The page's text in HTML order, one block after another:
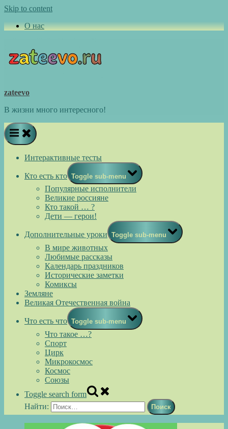
Skip to content
О нас
zateevo
В жизни много интересного!
Интерактивные тесты
Кто есть кто Toggle sub-menu
Популярные исполнители
Великие россияне
Кто такой … ?
Дети — герои!
Дополнительные уроки Toggle sub-menu
В мире животных
Любимые рассказы
Календарь праздников
Исторические заметки
Комиксы
Земляне
Великая Отечественная война
Что есть что Toggle sub-menu
Что такое …?
Спорт
Цирк
Микрокосмос
Космос
Союзы
Toggle search form
Найти: